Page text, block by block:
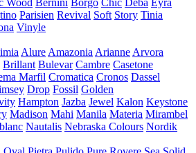
Wood Bernini Borgo Chic Deba Eyra
Parisien Revival Soft Story Tinia
Vinyle
Alure Amazonia Arianne Arvora
Brillant Bulevar Cambre Casetone
Marfil Cromatica Cronos Dassel
Drop Fossil Golden
Hampton Jazba Jewel Kalon Keystone
Madison Mahi Manila Materia Mirambel
Nautalis Nebraska Colours Nordik